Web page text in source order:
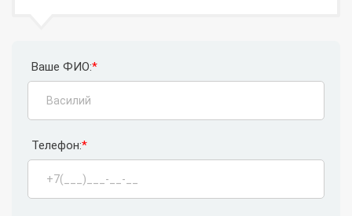
Ваше ФИО:*
Телефон:*